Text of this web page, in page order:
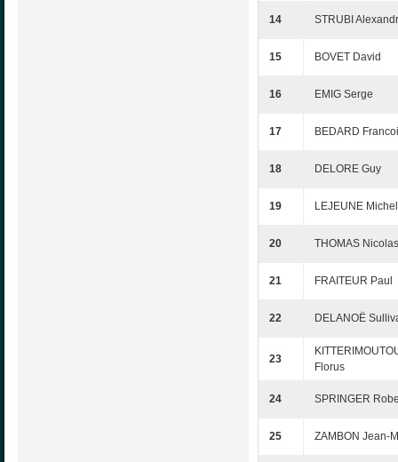
14 STRUBI
15 BOVET David
16 EMIG Serge
17 BEDARD
18 DELORE Guy
19 LEJEUNE Michel
20 THOMAS Nicolas
21 FRAITEUR Paul
22 DELANOË
23
Florus
24 SPRINGER
25 ZAMBON Jean-